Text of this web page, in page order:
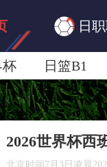
日
杯 日篮B1
大阪钢巴
北京时间7月3日凌晨